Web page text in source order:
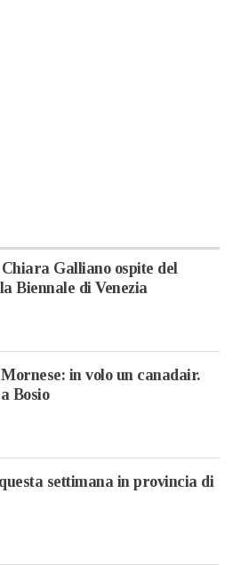
Galliano ospite del
Biennale di Venezia
in volo un canadair.
Bosio
settimana in provincia di